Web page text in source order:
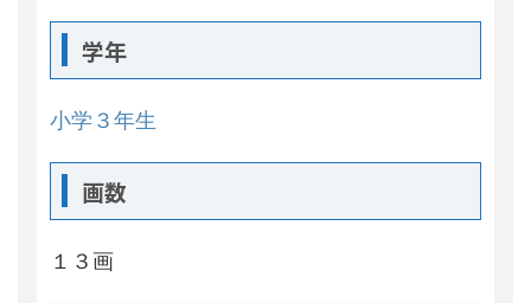
学年
小学３年生
画数
１３画